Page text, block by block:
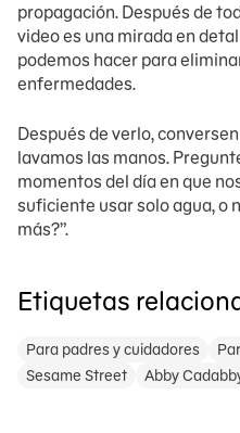
propagación. Después de
video es una mirada en
podemos hacer para
enfermedades.
Después de verlo,
lavamos las manos.
momentos del día en que
suficiente usar solo agua, o
más?”.
Etiquetas
Para padres y cuidadores
Sesame Street
Abby